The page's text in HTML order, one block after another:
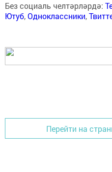
Без социаль челтәрләрдә:
Ютуб,Одноклассники,
Перейти на